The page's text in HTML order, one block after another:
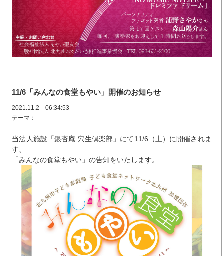
11/6「みんなの食堂もやい」開催のお知らせ
2021.11.2 06:34:53
テーマ：
当法人施設「銀杏庵 穴生倶楽部」にて11/6（土）に開催されま
す、
「みんなの食堂もやい」の告知をいたします。